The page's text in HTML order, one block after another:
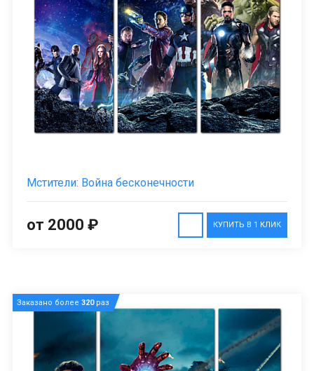
Мстители: Война бесконечности
КУПИТЬ В 1 КЛИК
от 2000 ₽
Заказано более 320раз